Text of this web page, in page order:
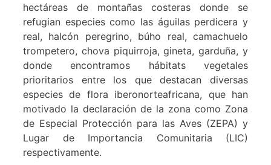
hectáreas de montañas costeras donde se
refugian especies como las águilas perdicera y
real, halcón peregrino, búho real, camachuelo
trompetero, chova piquirroja, gineta, garduña, y
donde encontramos hábitats vegetales
prioritarios entre los que destacan diversas
especies de flora iberonorteafricana, que han
motivado la declaración de la zona como Zona
de Especial Protección para las Aves (ZEPA) y
Lugar de Importancia Comunitaria (LIC)
respectivamente.